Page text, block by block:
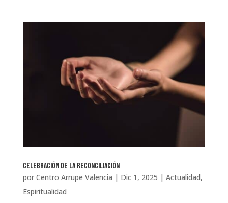
Celebración de la Reconciliación
por Centro Arrupe Valencia | Dic 1, 2025 | Actualidad,
Espiritualidad